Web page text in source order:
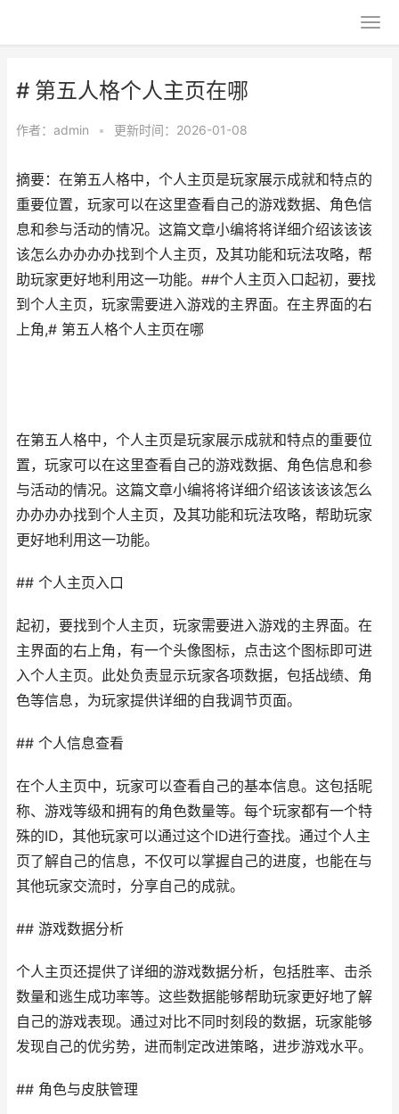
# 第五人格个人主页在哪
作者： admin • 更新时间：2026-01-08
摘要：在第五人格中，个人主页是玩家展示成就和特点的
重要位置，玩家可以在这里查看自己的游戏数据、角色信
息和参与活动的情况。这篇文章小编将将详细介绍该该该
该怎么办办办办找到个人主页，及其功能和玩法攻略，帮
助玩家更好地利用这一功能。##个人主页入口起初，要找
到个人主页，玩家需要进入游戏的主界面。在主界面的右
上角,# 第五人格个人主页在哪
在第五人格中，个人主页是玩家展示成就和特点的重要位
置，玩家可以在这里查看自己的游戏数据、角色信息和参
与活动的情况。这篇文章小编将将详细介绍该该该该怎么
办办办办找到个人主页，及其功能和玩法攻略，帮助玩家
更好地利用这一功能。
## 个人主页入口
起初，要找到个人主页，玩家需要进入游戏的主界面。在
主界面的右上角，有一个头像图标，点击这个图标即可进
入个人主页。此处负责显示玩家各项数据，包括战绩、角
色等信息，为玩家提供详细的自我调节页面。
## 个人信息查看
在个人主页中，玩家可以查看自己的基本信息。这包括昵
称、游戏等级和拥有的角色数量等。每个玩家都有一个特
殊的ID，其他玩家可以通过这个ID进行查找。通过个人主
页了解自己的信息，不仅可以掌握自己的进度，也能在与
其他玩家交流时，分享自己的成就。
## 游戏数据分析
个人主页还提供了详细的游戏数据分析，包括胜率、击杀
数量和逃生成功率等。这些数据能够帮助玩家更好地了解
自己的游戏表现。通过对比不同时刻段的数据，玩家能够
发现自己的优劣势，进而制定改进策略，进步游戏水平。
## 角色与皮肤管理